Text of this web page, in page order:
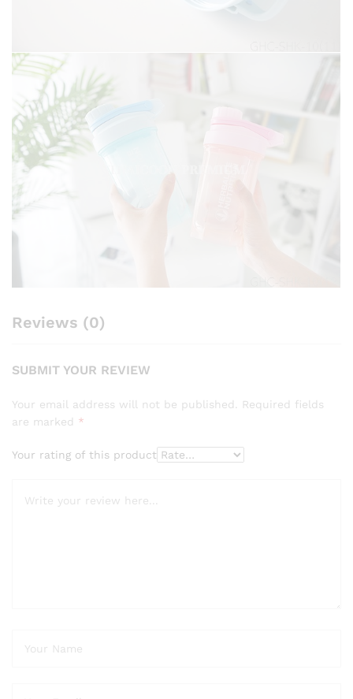
Reviews (0)
SUBMIT YOUR REVIEW
Your email address will not be published. Required fields
are marked *
Your rating of this product